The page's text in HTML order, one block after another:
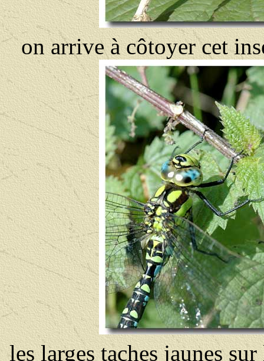
on arrive à côtoyer cet
les larges taches jaunes